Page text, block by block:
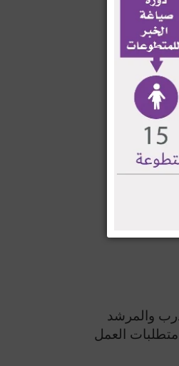
المدرب والمرشد
العمل